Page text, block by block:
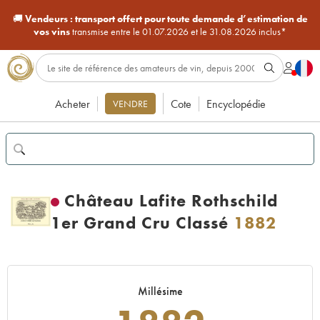
🚚Vendeurs : transport offert pour toute demande d’estimation de
vos vinstransmise entre le 01.07.2026 et le 31.08.2026 inclus*
Acheter VENDRE Cote Encyclopédie
Château Lafite Rothschild
1er Grand Cru Classé 1882
Millésime